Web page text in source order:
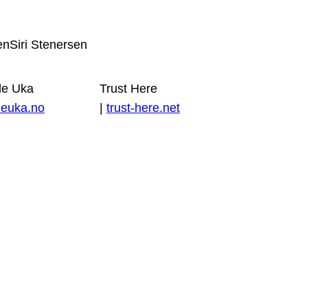
Siri Stenersen
Uka
Trust Here
trust-here.net